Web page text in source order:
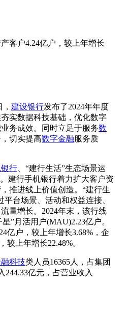
客户4.24亿户，较上年增长
建设银行发布了2024年年度
实数据科技基础，优化数字
务成效。同时立足于服务数
切实提高数字金融服务质
行 、“建行生活”生态场景运
建行手机银行着力扩大客户资
推进线上价值创造。“建行生
台场景、活动和权益连接、
量增长。2024年末，该行线
”月活用户(MAU)2.23亿户。
亿户，较上年增长3.68%，企
较上年增长22.48%。
科技类人员16365人，占集团
244.33亿元，占营业收入